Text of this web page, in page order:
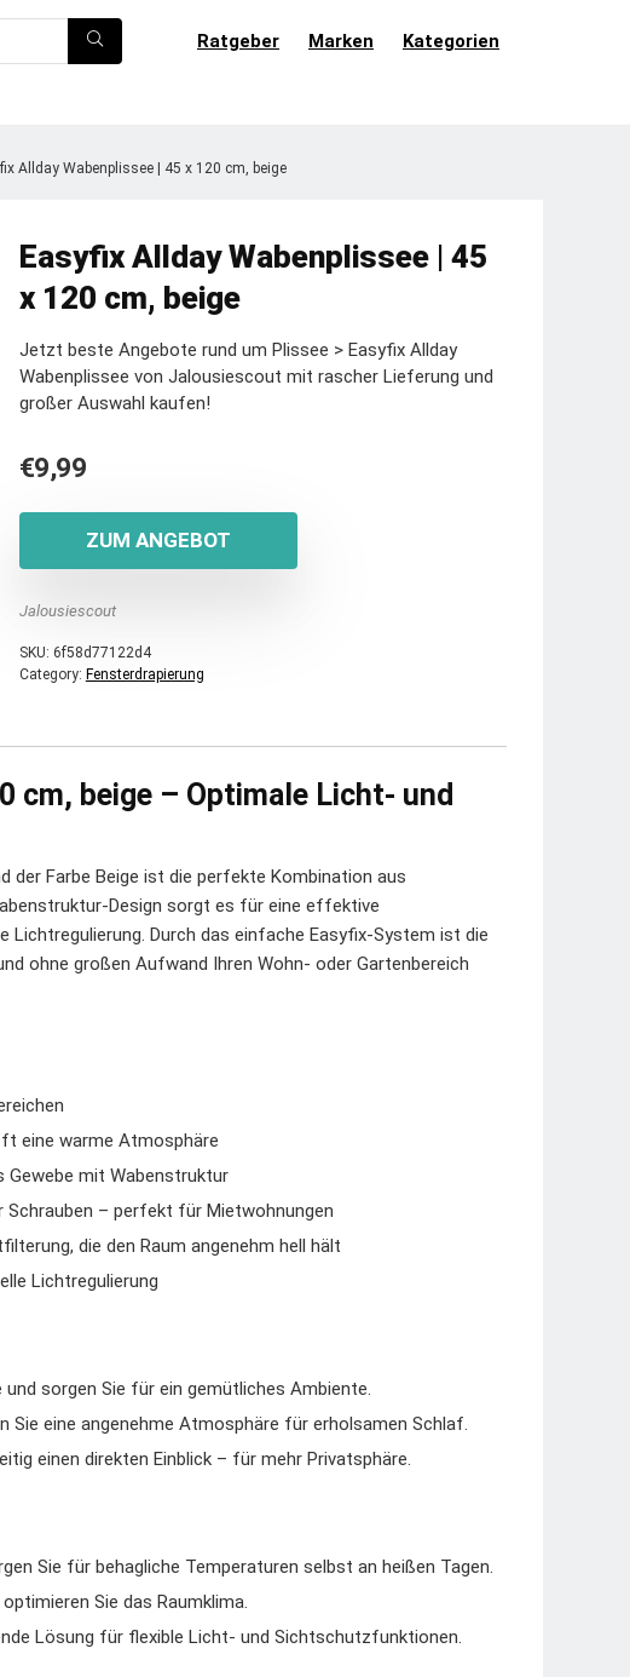
Ratgeber Marken Kategorien
Allday Wabenplissee | 45 x 120 cm, beige
Easyfix Allday Wabenplissee | 45
x 120 cm, beige
Jetzt beste Angebote rund um Plissee > Easyfix Allday
Wabenplissee von Jalousiescout mit rascher Lieferung und
großer Auswahl kaufen!
€9,99
ZUM ANGEBOT
Jalousiescout
SKU: 6f58d77122d4
Category: Fensterdrapierung
cm, beige – Optimale Licht- und
der Farbe Beige ist die perfekte Kombination aus
Design sorgt es für eine effektive
Lichtregulierung. Durch das einfache Easyfix-System ist die
ohne großen Aufwand Ihren Wohn- oder Gartenbereich
eine warme Atmosphäre
mit Wabenstruktur
– perfekt für Mietwohnungen
die den Raum angenehm hell hält
Lichtregulierung
sorgen Sie für ein gemütliches Ambiente.
eine angenehme Atmosphäre für erholsamen Schlaf.
einen direkten Einblick – für mehr Privatsphäre.
Sie für behagliche Temperaturen selbst an heißen Tagen.
Sie das Raumklima.
Lösung für flexible Licht- und Sichtschutzfunktionen.